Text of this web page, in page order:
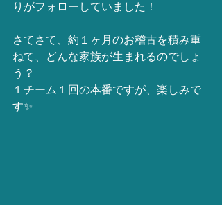
りがフォローしていました！
さてさて、約１ヶ月のお稽古を積み重
ねて、どんな家族が生まれるのでしょ
う？
１チーム１回の本番ですが、楽しみで
す✨